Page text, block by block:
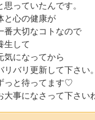
思っていたんです。
と心の健康が
番大切なコトなので
生して
気になってから
リバリ更新して下さい。
っと待ってます♡
大事になさって下さい